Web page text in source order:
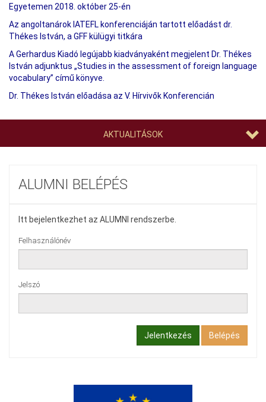
Egyetemen 2018. október 25-én
Az angoltanárok IATEFL konferenciáján tartott előadást dr.
Thékes István, a GFF külügyi titkára
A Gerhardus Kiadó legújabb kiadványaként megjelent Dr. Thékes
István adjunktus „Studies in the assessment of foreign language
vocabulary” című könyve.
Dr. Thékes István előadása az V. Hírvivők Konferencián
AKTUALITÁSOK
ALUMNI BELÉPÉS
Itt bejelentkezhet az ALUMNI rendszerbe.
Felhasználónév
Jelszó
Jelentkezés Belépés